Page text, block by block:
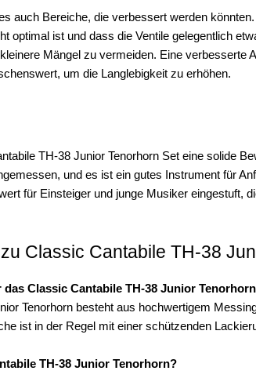
auch Bereiche, die verbessert werden
optimal ist und dass die Ventile gelegentlich
Mängel zu vermeiden. Eine verbesserte
um die Langlebigkeit zu erhöhen.
TH-38 Junior Tenorhorn Set eine solide
und es ist ein gutes Instrument für
für Einsteiger und junge Musiker eingestuft,
Classic Cantabile TH-38
Classic Cantabile TH-38 Junior
Tenorhorn besteht aus hochwertigem
ist in der Regel mit einer schützenden
TH-38 Junior Tenorhorn?